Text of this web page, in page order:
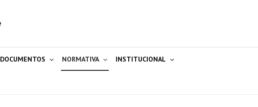
DOCUMENTOS NORMATIVA INSTITUCIONAL